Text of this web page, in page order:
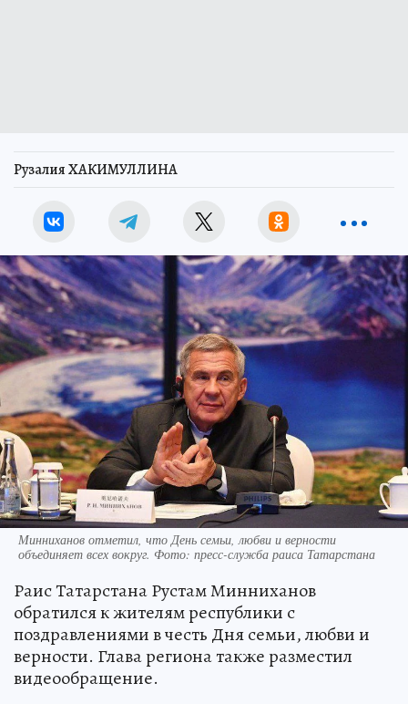
Рузалия ХАКИМУЛЛИНА
Минниханов отметил, что День семьи, любви и верности
объединяет всех вокруг. Фото: пресс-служба раиса Татарстана
Раис Татарстана Рустам Минниханов
обратился к жителям республики с
поздравлениями в честь Дня семьи, любви и
верности. Глава региона также разместил
видеообращение.